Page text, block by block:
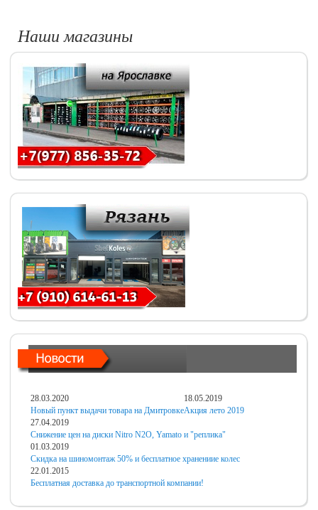
Наши магазины
28.03.2020
Новый пункт выдачи товара на Дмитровке
18.05.2019
Акция лето 2019
27.04.2019
Снижение цен на диски Nitro N2O, Yamato и "реплика"
01.03.2019
Скидка на шиномонтаж 50% и бесплатное хранениие колес
22.01.2015
Бесплатная доставка до транспортной компании!